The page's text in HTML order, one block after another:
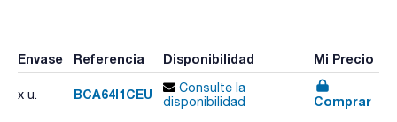
Envase Referencia Disponibilidad Mi Precio
x u. BCA64I1CEU
Consulte la
disponibilidad
Comprar